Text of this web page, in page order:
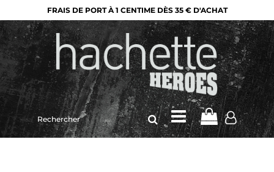
FRAIS DE PORT À 1 CENTIME DÈS 35 € D'ACHAT
Rechercher
sur
le